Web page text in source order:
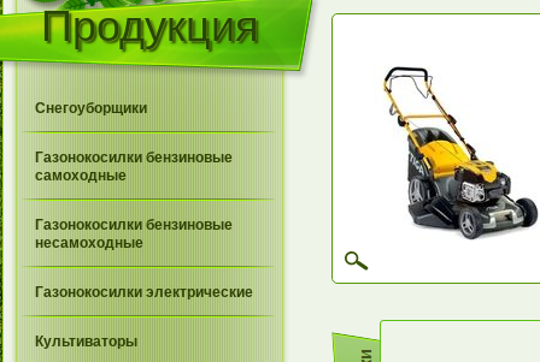
Продукция
Снегоуборщики
Газонокосилки бензиновые
самоходные
Газонокосилки бензиновые
несамоходные
Газонокосилки электрические
Культиваторы